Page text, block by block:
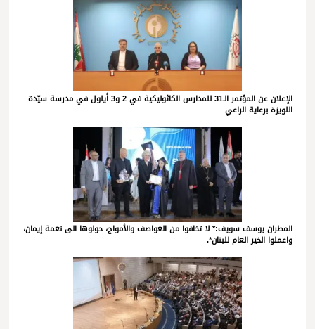
الإعلان عن المؤتمر الـ31 للمدارس الكاثوليكية في 2 و3 أيلول في مدرسة سيّدة
اللويزة برعاية الراعي
المطران يوسف سويف:* لا تخافوا من العواصف والأمواج، حولوها الى نعمة إيمان،
واعملوا الخير العام للبنان*.